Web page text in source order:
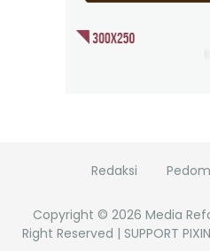
Redaksi
Copyright © 2026 Media
Right Reserved | SUPPORT